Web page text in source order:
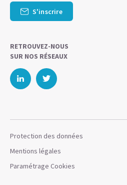
S'inscrire
RETROUVEZ-NOUS
SUR NOS RÉSEAUX
Protection des données
Mentions légales
Paramétrage Cookies